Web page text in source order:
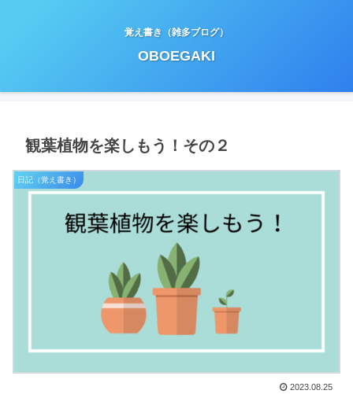
覚え書き（雑多ブログ）
OBOEGAKI
観葉植物を楽しもう！その２
日記（覚え書き）
2023.08.25